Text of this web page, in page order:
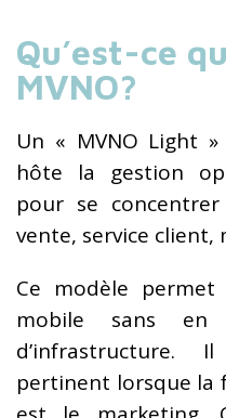
Qu’est-ce
MVNO?
Un « MVNO Light
hôte la gestion
pour se
vente, service
Ce modèle
mobile sans en
d’infrastructure.
pertinent lorsque la